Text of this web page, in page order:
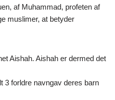
af Muhammad, profeten af
muslimer, at betyder
Aishah. Aishah er dermed det
3 forldre navngav deres barn